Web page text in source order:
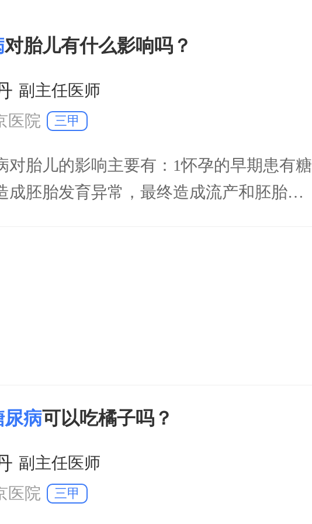
对胎儿有什么影响吗？
副主任医师
医院
三甲
对胎儿的影响主要有：1怀孕的早期患有糖
成胚胎发育异常，最终造成流产和胚胎死
尿病可以吃橘子吗？
副主任医师
医院
三甲